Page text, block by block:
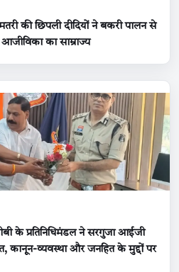
की छिपली दीदियों ने बकरी पालन से
का साम्राज्य
के प्रतिनिधिमंडल ने सरगुजा आईजी
कानून-व्यवस्था और जनहित के मुद्दों पर